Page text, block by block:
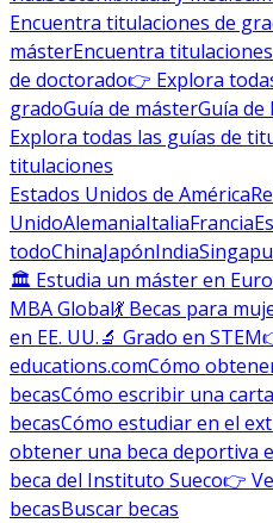
Encuentra titulaciones de
másterEncuentra
de doctorado👉 Explora
gradoGuía de másterGuía de
Explora todas las guías de
titulaciones
Estados Unidos de América
UnidoAlemaniaItaliaFrancia
todoChinaJapónIndia
🏛 Estudia un máster en
MBA Global💃 Becas para
en EE. UU.🔬 Grado en STEM
educations.comCómo
becasCómo escribir una
becasCómo estudiar en el
obtener una beca deportiva
beca del Instituto Sueco👉
becasBuscar becas